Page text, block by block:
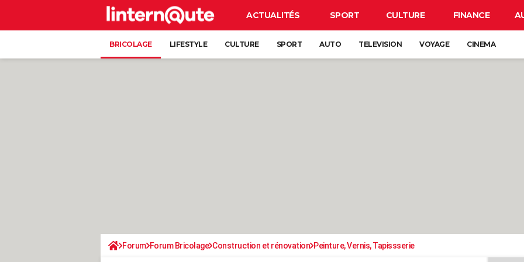
ACTUALITÉS SPORT CULTURE FINANCE
BRICOLAGE LIFESTYLE CULTURE SPORT AUTO TELEVISION VOYAGE CINEMA
Forum Forum Bricolage Construction et rénovation Peinture, Vernis, Tapissserie